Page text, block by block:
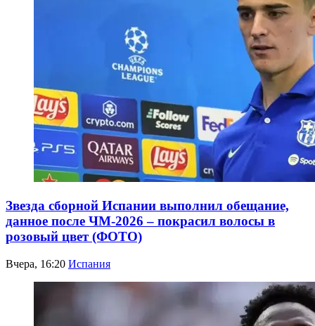
Звезда сборной Испании выполнил обещание,
данное после ЧМ-2026 – покрасил волосы в
розовый цвет (ФОТО)
Вчера, 16:20 Испания